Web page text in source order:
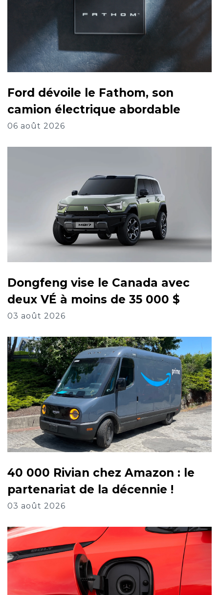
Ford dévoile le Fathom, son
camion électrique abordable
06 août 2026
Dongfeng vise le Canada avec
deux VÉ à moins de 35 000 $
03 août 2026
40 000 Rivian chez Amazon : le
partenariat de la décennie !
03 août 2026